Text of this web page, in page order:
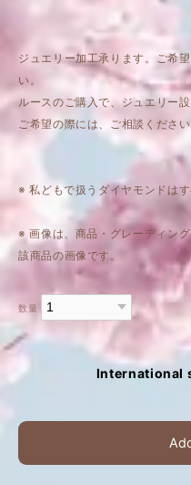
ジュエリー加工承ります。ご希
い。
ルースのご購入で、ジュエリー
ご希望の際には、ご相談くださ
※ 私どもで扱うダイヤモンドはす
※ 画像は、商品・グレーディン
該商品の画像です。
数量
International